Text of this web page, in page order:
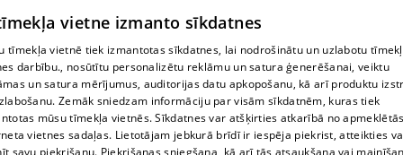
Cookie policy
Commenting terms
TV program
Contract rules
360 Ziņu kontakti
vietne izmanto sīkdatnes
tīmekļa vietnē tiek izmantotas sīkdatnes, lai nodrošinātu un uzlabotu
darbību., nosūtītu personalizētu reklāmu un satura ģenerēšanai, veiktu
un satura mērījumus, auditorijas datu apkopošanu, kā arī produktu
Zemāk sniedzam informāciju par visām sīkdatnēm, kuras tiek
mūsu tīmekļa vietnēs. Sīkdatnes var atšķirties atkarībā no
vietnes sadaļas. Lietotājam jebkurā brīdī ir iespēja piekrist, atteikties
savu piekrišanu. Piekrišanas sniegšana, kā arī tās atsaukšana vai